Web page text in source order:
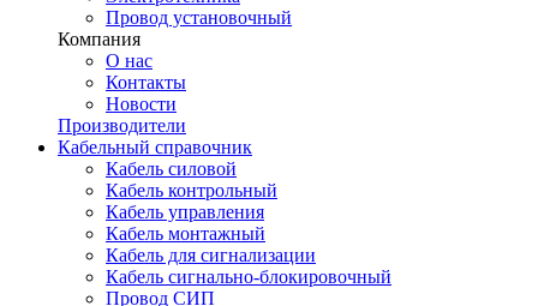
Провод установочный
Компания
О нас
Контакты
Новости
Производители
Кабельный справочник
Кабель силовой
Кабель контрольный
Кабель управления
Кабель монтажный
Кабель для сигнализации
Кабель сигнально-блокировочный
Провод СИП